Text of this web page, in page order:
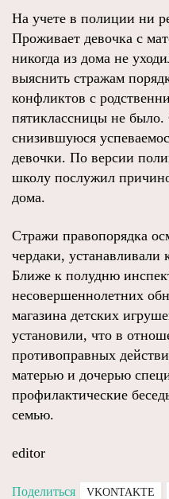
На учете в полиции ни
Проживает девочка с
никогда из дома не
выяснить стражам
конфликтов с
пятиклассницы не было.
снизившуюся
девочки. По версии
школу послужил
дома.
Стражи правопорядка
чердаки, устанавливали
Ближе к полудню
несовершеннолетних
магазина детских
установили, что в
противоправных
матерью и дочерью
профилактические
семью.
editor
Поделиться VKONTAKTE